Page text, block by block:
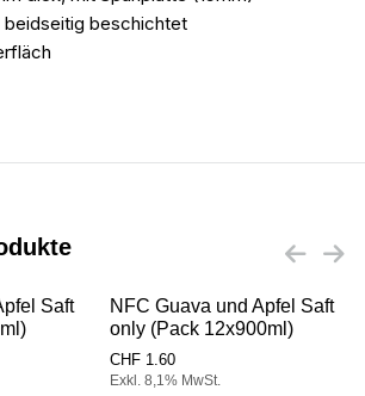
beschichtet
Saft
NFC Guava und Apfel Saft
only (Pack 12x900ml)
CHF 1.60
Exkl. 8,1% MwSt.